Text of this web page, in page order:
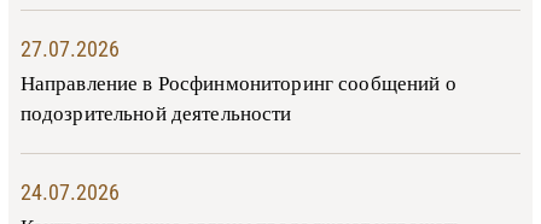
27.07.2026
Направление в Росфинмониторинг сообщений о
подозрительной деятельности
24.07.2026